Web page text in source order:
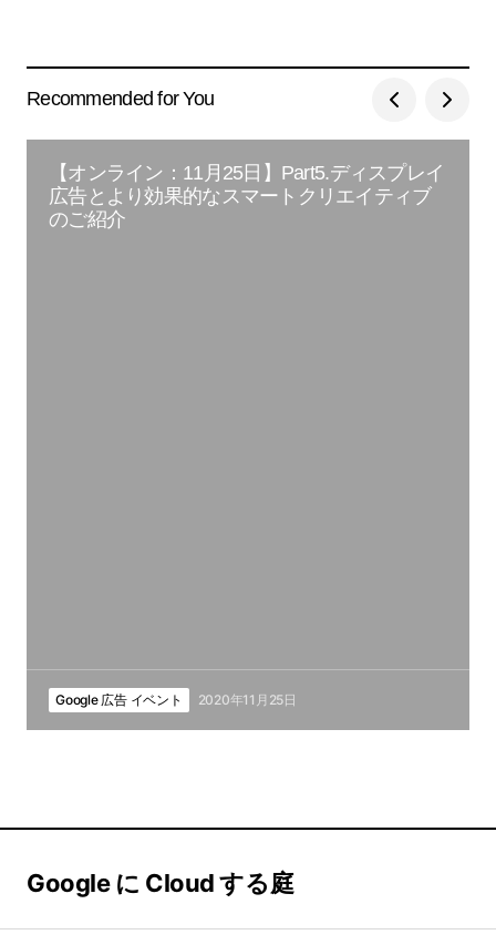
Recommended for You
【オンライン：11月25日】Part5.ディスプレイ
広告とより効果的なスマートクリエイティブ
のご紹介
Google 広告 イベント 2020年11月25日
Google に Cloud する庭